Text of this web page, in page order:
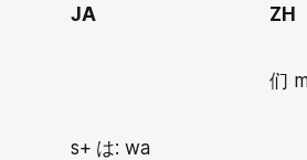
JA ZH
们
s+ は: wa